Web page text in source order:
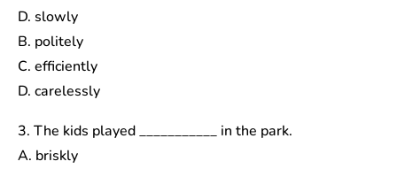
D. slowly
B. politely
C. efficiently
D. carelessly
3. The kids played ___________ in the park.
A. briskly